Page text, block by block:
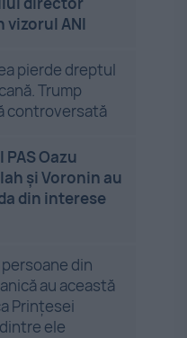
vizorul ANI
pierde dreptul
Trump
controversată
Oazu
și Voronin au
din interese
din
au această
Prințesei
ele